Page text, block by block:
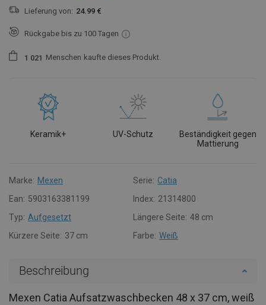
Lieferung von: 24.99 €
Rückgabe bis zu 100 Tagen
1 021 Menschen kaufte dieses Produkt.
Keramik+ UV-Schutz
Beständigkeit gegen
Mattierung
Marke: Mexen Serie: Catia
Ean: 5903163381199 Index: 21314800
Typ: Aufgesetzt Längere Seite: 48 cm
Kürzere Seite: 37 cm Farbe: Weiß
Beschreibung
Mexen Catia Aufsatzwaschbecken 48 x 37 cm, weiß